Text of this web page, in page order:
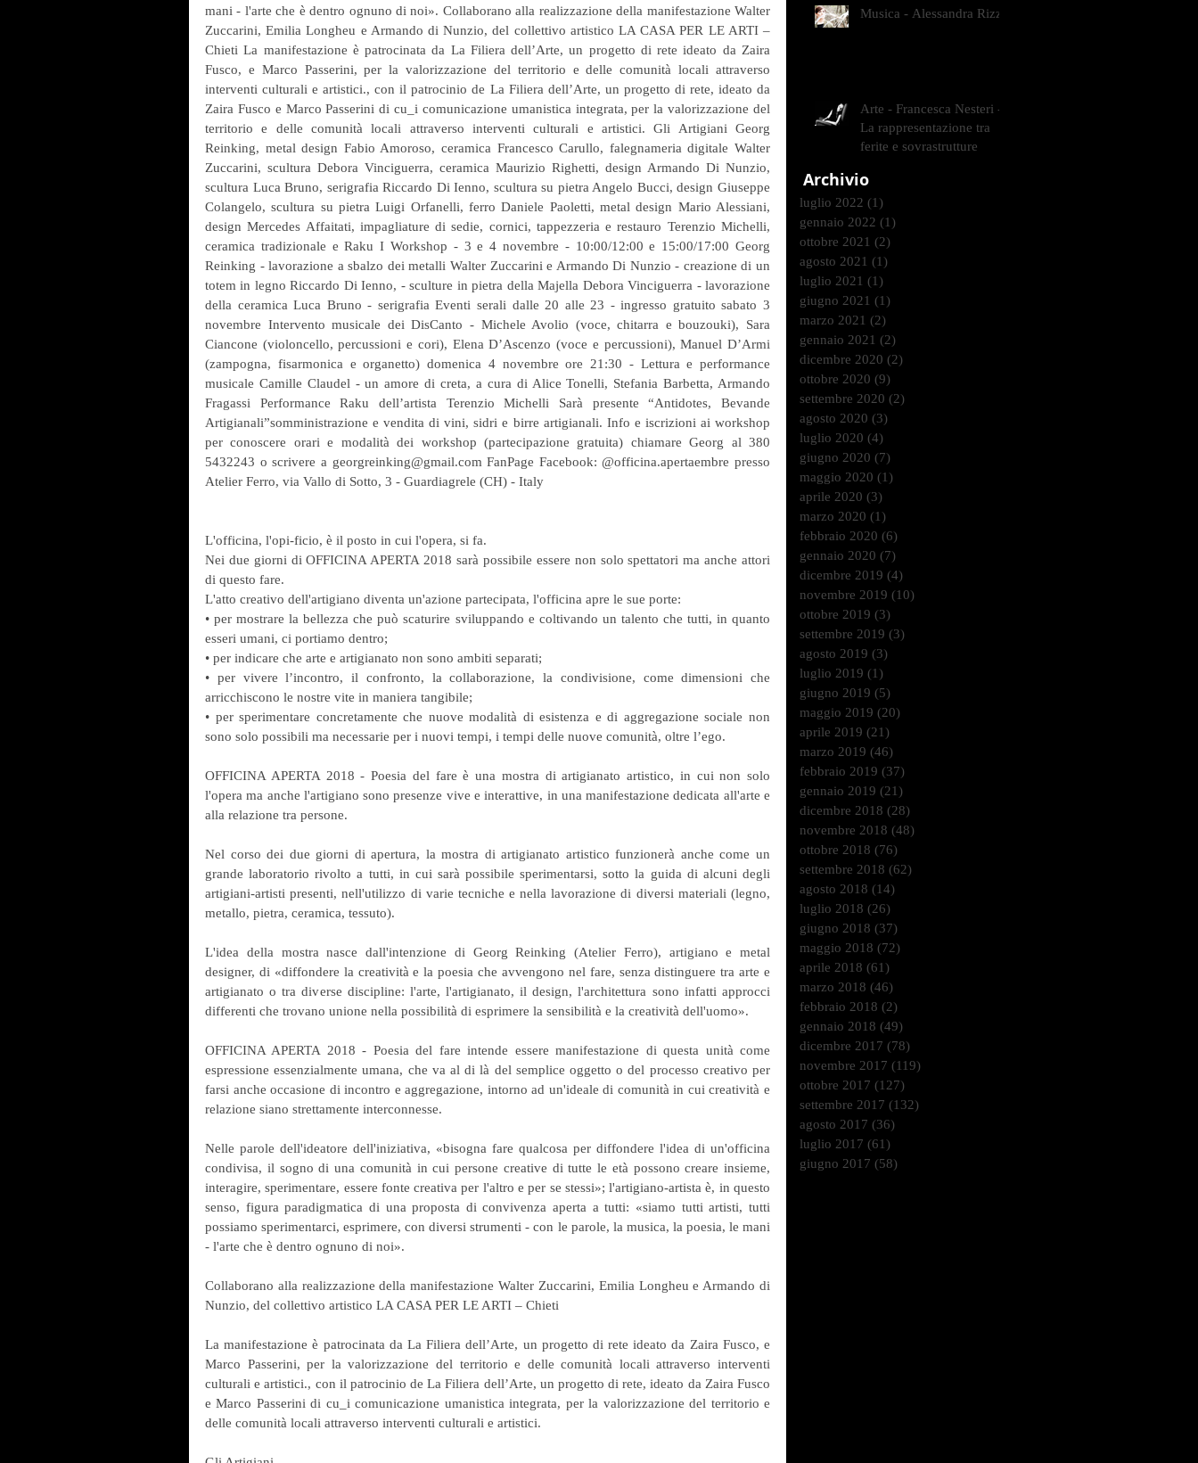
mani - l'arte che è dentro ognuno di noi». Collaborano alla realizzazione della manifestazione Walter
Zuccarini, Emilia Longheu e Armando di Nunzio, del collettivo artistico LA CASA PER LE ARTI –
Chieti La manifestazione è patrocinata da La Filiera dell’Arte, un progetto di rete ideato da Zaira
Fusco, e Marco Passerini, per la valorizzazione del territorio e delle comunità locali attraverso
interventi culturali e artistici., con il patrocinio de La Filiera dell’Arte, un progetto di rete, ideato da
Zaira Fusco e Marco Passerini di cu_i comunicazione umanistica integrata, per la valorizzazione del
territorio e delle comunità locali attraverso interventi culturali e artistici. Gli Artigiani Georg
Reinking, metal design Fabio Amoroso, ceramica Francesco Carullo, falegnameria digitale Walter
Zuccarini, scultura Debora Vinciguerra, ceramica Maurizio Righetti, design Armando Di Nunzio,
scultura Luca Bruno, serigrafia Riccardo Di Ienno, scultura su pietra Angelo Bucci, design Giuseppe
Colangelo, scultura su pietra Luigi Orfanelli, ferro Daniele Paoletti, metal design Mario Alessiani,
design Mercedes Affaitati, impagliature di sedie, cornici, tappezzeria e restauro Terenzio Michelli,
ceramica tradizionale e Raku I Workshop - 3 e 4 novembre - 10:00/12:00 e 15:00/17:00 Georg
Reinking - lavorazione a sbalzo dei metalli Walter Zuccarini e Armando Di Nunzio - creazione di un
totem in legno Riccardo Di Ienno, - sculture in pietra della Majella Debora Vinciguerra - lavorazione
della ceramica Luca Bruno - serigrafia Eventi serali dalle 20 alle 23 - ingresso gratuito sabato 3
novembre Intervento musicale dei DisCanto - Michele Avolio (voce, chitarra e bouzouki), Sara
Ciancone (violoncello, percussioni e cori), Elena D’Ascenzo (voce e percussioni), Manuel D’Armi
(zampogna, fisarmonica e organetto) domenica 4 novembre ore 21:30 - Lettura e performance
musicale Camille Claudel - un amore di creta, a cura di Alice Tonelli, Stefania Barbetta, Armando
Fragassi Performance Raku dell’artista Terenzio Michelli Sarà presente “Antidotes, Bevande
Artigianali”somministrazione e vendita di vini, sidri e birre artigianali. Info e iscrizioni ai workshop
per conoscere orari e modalità dei workshop (partecipazione gratuita) chiamare Georg al 380
5432243 o scrivere a georgreinking@gmail.com FanPage Facebook: @officina.apertaembre presso
Atelier Ferro, via Vallo di Sotto, 3 - Guardiagrele (CH) - Italy
L'officina, l'opi-ficio, è il posto in cui l'opera, si fa.
Nei due giorni di OFFICINA APERTA 2018 sarà possibile essere non solo spettatori ma anche attori
di questo fare.
L'atto creativo dell'artigiano diventa un'azione partecipata, l'officina apre le sue porte:
• per mostrare la bellezza che può scaturire sviluppando e coltivando un talento che tutti, in quanto
esseri umani, ci portiamo dentro;
• per indicare che arte e artigianato non sono ambiti separati;
• per vivere l’incontro, il confronto, la collaborazione, la condivisione, come dimensioni che
arricchiscono le nostre vite in maniera tangibile;
• per sperimentare concretamente che nuove modalità di esistenza e di aggregazione sociale non
sono solo possibili ma necessarie per i nuovi tempi, i tempi delle nuove comunità, oltre l’ego.
OFFICINA APERTA 2018 - Poesia del fare è una mostra di artigianato artistico, in cui non solo
l'opera ma anche l'artigiano sono presenze vive e interattive, in una manifestazione dedicata all'arte e
alla relazione tra persone.
Nel corso dei due giorni di apertura, la mostra di artigianato artistico funzionerà anche come un
grande laboratorio rivolto a tutti, in cui sarà possibile sperimentarsi, sotto la guida di alcuni degli
artigiani-artisti presenti, nell'utilizzo di varie tecniche e nella lavorazione di diversi materiali (legno,
metallo, pietra, ceramica, tessuto).
L'idea della mostra nasce dall'intenzione di Georg Reinking (Atelier Ferro), artigiano e metal
designer, di «diffondere la creatività e la poesia che avvengono nel fare, senza distinguere tra arte e
artigianato o tra diverse discipline: l'arte, l'artigianato, il design, l'architettura sono infatti approcci
differenti che trovano unione nella possibilità di esprimere la sensibilità e la creatività dell'uomo».
OFFICINA APERTA 2018 - Poesia del fare intende essere manifestazione di questa unità come
espressione essenzialmente umana, che va al di là del semplice oggetto o del processo creativo per
farsi anche occasione di incontro e aggregazione, intorno ad un'ideale di comunità in cui creatività e
relazione siano strettamente interconnesse.
Nelle parole dell'ideatore dell'iniziativa, «bisogna fare qualcosa per diffondere l'idea di un'officina
condivisa, il sogno di una comunità in cui persone creative di tutte le età possono creare insieme,
interagire, sperimentare, essere fonte creativa per l'altro e per se stessi»; l'artigiano-artista è, in questo
senso, figura paradigmatica di una proposta di convivenza aperta a tutti: «siamo tutti artisti, tutti
possiamo sperimentarci, esprimere, con diversi strumenti - con le parole, la musica, la poesia, le mani
- l'arte che è dentro ognuno di noi».
Collaborano alla realizzazione della manifestazione Walter Zuccarini, Emilia Longheu e Armando di
Nunzio, del collettivo artistico LA CASA PER LE ARTI – Chieti
La manifestazione è patrocinata da La Filiera dell’Arte, un progetto di rete ideato da Zaira Fusco, e
Marco Passerini, per la valorizzazione del territorio e delle comunità locali attraverso interventi
culturali e artistici., con il patrocinio de La Filiera dell’Arte, un progetto di rete, ideato da Zaira Fusco
e Marco Passerini di cu_i comunicazione umanistica integrata, per la valorizzazione del territorio e
delle comunità locali attraverso interventi culturali e artistici.
Musica - Alessandra Rizzo
Arte - Francesca Nesteri -
La rappresentazione tra
ferite e sovrastrutture
Archivio
luglio 2022 (1)
gennaio 2022 (1)
ottobre 2021 (2)
agosto 2021 (1)
luglio 2021 (1)
giugno 2021 (1)
marzo 2021 (2)
gennaio 2021 (2)
dicembre 2020 (2)
ottobre 2020 (9)
settembre 2020 (2)
agosto 2020 (3)
luglio 2020 (4)
giugno 2020 (7)
maggio 2020 (1)
aprile 2020 (3)
marzo 2020 (1)
febbraio 2020 (6)
gennaio 2020 (7)
dicembre 2019 (4)
novembre 2019 (10)
ottobre 2019 (3)
settembre 2019 (3)
agosto 2019 (3)
luglio 2019 (1)
giugno 2019 (5)
maggio 2019 (20)
aprile 2019 (21)
marzo 2019 (46)
febbraio 2019 (37)
gennaio 2019 (21)
dicembre 2018 (28)
novembre 2018 (48)
ottobre 2018 (76)
settembre 2018 (62)
agosto 2018 (14)
luglio 2018 (26)
giugno 2018 (37)
maggio 2018 (72)
aprile 2018 (61)
marzo 2018 (46)
febbraio 2018 (2)
gennaio 2018 (49)
dicembre 2017 (78)
novembre 2017 (119)
ottobre 2017 (127)
settembre 2017 (132)
agosto 2017 (36)
luglio 2017 (61)
giugno 2017 (58)